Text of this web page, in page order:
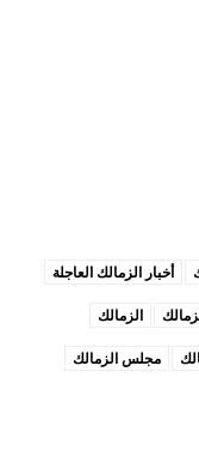
أخبار الزمالك العاجلة
الزمالك
مجلس الزمالك